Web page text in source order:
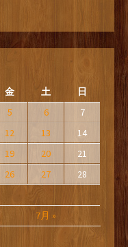
金 土 日
7月 »
5 6
7
12 13
14
19 20
21
26 27
28